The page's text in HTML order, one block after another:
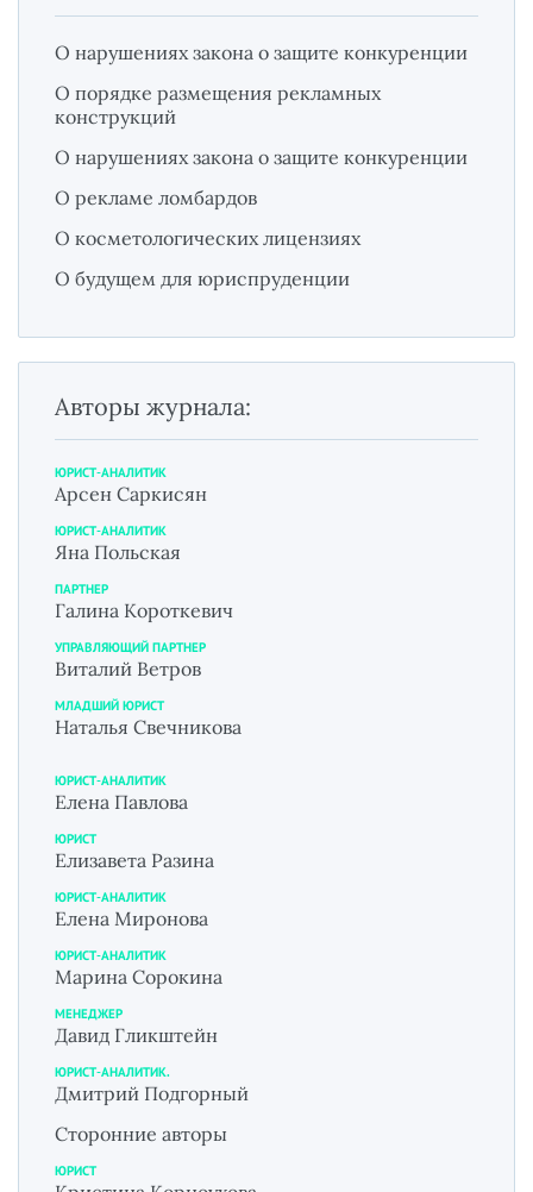
О нарушениях закона о защите конкуренции
О порядке размещения рекламных
конструкций
О нарушениях закона о защите конкуренции
О рекламе ломбардов
О косметологических лицензиях
О будущем для юриспруденции
Авторы журнала:
ЮРИСТ-АНАЛИТИК
Арсен Саркисян
ЮРИСТ-АНАЛИТИК
Яна Польская
ПАРТНЕР
Галина Короткевич
УПРАВЛЯЮЩИЙ ПАРТНЕР
Виталий Ветров
МЛАДШИЙ ЮРИСТ
Наталья Свечникова
ЮРИСТ-АНАЛИТИК
Елена Павлова
ЮРИСТ
Елизавета Разина
ЮРИСТ-АНАЛИТИК
Елена Миронова
ЮРИСТ-АНАЛИТИК
Марина Сорокина
МЕНЕДЖЕР
Давид Гликштейн
ЮРИСТ-АНАЛИТИК.
Дмитрий Подгорный
Сторонние авторы
ЮРИСТ